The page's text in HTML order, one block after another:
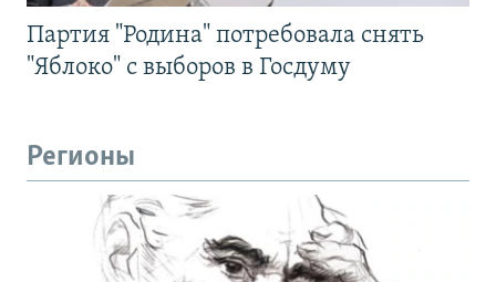
Партия "Родина" потребовала снять
"Яблоко" с выборов в Госдуму
Регионы